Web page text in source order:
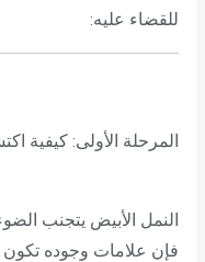
للقضاء عليه:
المرحلة الأولى: كيفية
النمل الأبيض يتجنب
فإن علامات وجوده تكون